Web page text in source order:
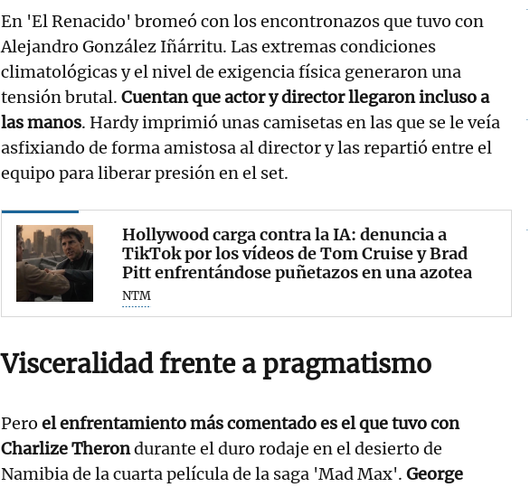
En 'El Renacido' bromeó con los encontronazos que tuvo con
Alejandro González Iñárritu. Las extremas condiciones
climatológicas y el nivel de exigencia física generaron una
tensión brutal. Cuentan que actor y director llegaron incluso a
las manos. Hardy imprimió unas camisetas en las que se le veía
asfixiando de forma amistosa al director y las repartió entre el
equipo para liberar presión en el set.
Hollywood carga contra la IA: denuncia a
TikTok por los vídeos de Tom Cruise y Brad
Pitt enfrentándose puñetazos en una azotea
NTM
Visceralidad frente a pragmatismo
Pero el enfrentamiento más comentado es el que tuvo con
Charlize Therondurante el duro rodaje en el desierto de
Namibia de la cuarta película de la saga 'Mad Max'. George